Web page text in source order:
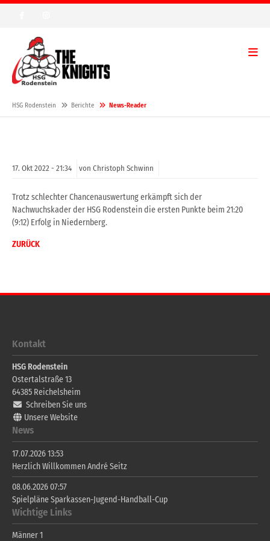
HSG Rodenstein Berichte News-Reader
17. Okt 2022 - 21:34 von Christoph Schwinn
Trotz schlechter Chancenauswertung erkämpft sich der
Nachwuchskader der HSG Rodenstein die ersten Punkte beim 21:20
(9:12) Erfolg in Niedernberg.
ZURÜCK
Kontakt
HSG Rodenstein
Ostertalstraße 13
64385 Reichelsheim
Schreiben Sie uns
Unsere Website
News
17.07.2026 13:53
Herzlich Willkommen André Seitz
08.06.2026 07:57
Spielpläne Sparkassen-Jugend-Handball-Cup
Wichtige Links
Männer 1